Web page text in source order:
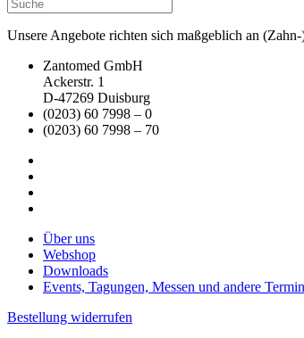
Unsere Angebote richten sich maßgeblich an
Zantomed GmbH
Ackerstr. 1
D-47269 Duisburg
(0203) 60 7998 – 0
(0203) 60 7998 – 70
Über uns
Webshop
Downloads
Events, Tagungen, Messen und andere
Bestellung widerrufen